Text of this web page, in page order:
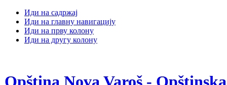
Иди на садржај
Иди на главну навигацију
Иди на прву колону
Иди на другу колону